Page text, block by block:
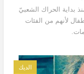
بداية الحراك الشعبيّ
لأنهم من الفئات
الديك